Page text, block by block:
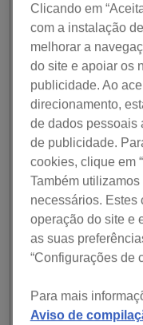
Com a Cloud
Dropbox, o plano
software DJ que
ilimitada com a
significa que pode
quantidade ilimitada
independentemente
rekordbox . Pode
cloud, bem como de
playlists, Hot Cues e
precisa de ter uma
o armazenamento
profissional. 1
Ative a funcionalidade
o seu upload para a
que, ao subscrever o
Clicando em
com a instalação
melhorar a
do site e apoiar os
publicidade. Ao
direcionamento,
de dados pessoais
de publicidade.
cookies, clique em
Também
necessários. Estes
operação do site e
as suas
“Configurações de
Para mais
Aviso de